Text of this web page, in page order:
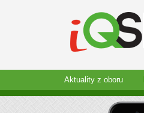
Aktuality z oboru